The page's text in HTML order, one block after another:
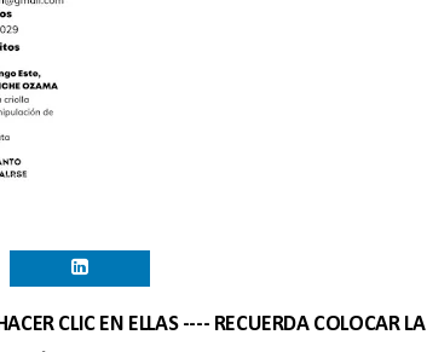
CLIC EN ELLAS ---- RECUERDA COLOCAR LA